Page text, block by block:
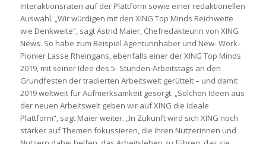
Interaktionsraten auf der Plattform sowie einer redaktionellen
Auswahl. „Wir würdigen mit den XING Top Minds Reichweite
wie Denkweite“, sagt Astrid Maier, Chefredakteurin von XING
News. So habe zum Beispiel Agenturinhaber und New- Work-
Pionier Lasse Rheingans, ebenfalls einer der XING Top Minds
2019, mit seiner Idee des 5- Stunden-Arbeitstags an den
Grundfesten der tradierten Arbeitswelt gerüttelt – und damit
2019 weltweit für Aufmerksamkeit gesorgt. „Solchen Ideen aus
der neuen Arbeitswelt geben wir auf XING die ideale
Plattform“, sagt Maier weiter. „In Zukunft wird sich XING noch
stärker auf Themen fokussieren, die ihren Nutzerinnen und